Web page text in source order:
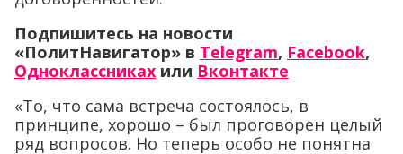
Подпишитесь на новости
«ПолитНавигатор» в Telegram, Facebook,
Одноклассниках или Вконтакте
«То, что сама встреча состоялось, в
принципе, хорошо – был проговорен целый
ряд вопросов. Но теперь особо не понятна